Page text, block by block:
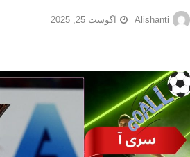
Alishanti آگوست 25, 2025